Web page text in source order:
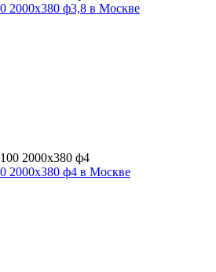
2000х380 ф3,8 в Москве
2000х380 ф4 в Москве